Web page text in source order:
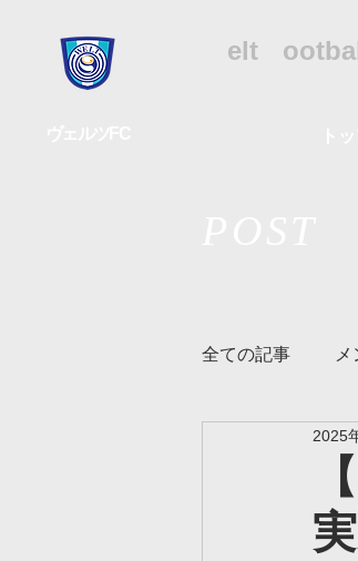
elt
全ての記事
リズムクラス
ヴェルツ真岡
2025